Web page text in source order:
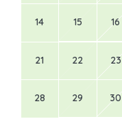
14 15 16
21 22 23
28 29 30